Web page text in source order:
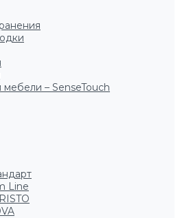
– SenseTouch
Line